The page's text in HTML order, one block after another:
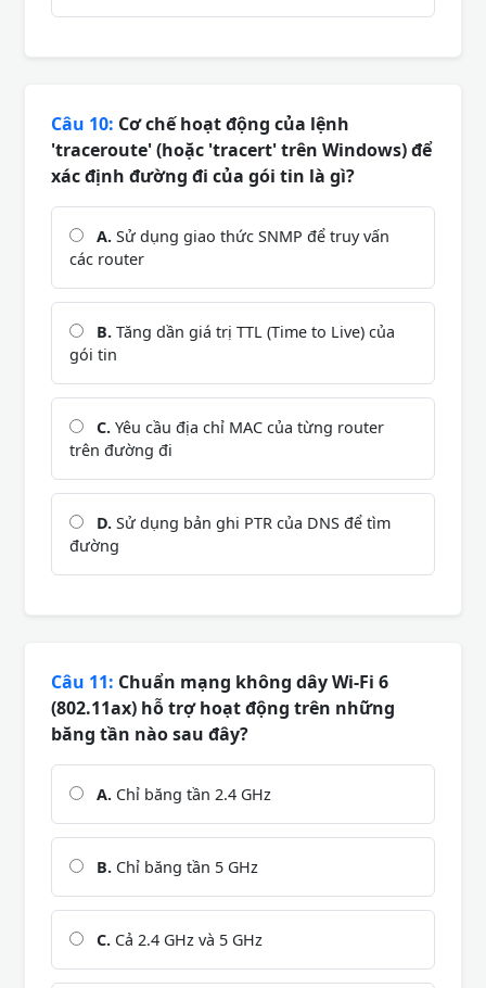
Câu 10: Cơ chế hoạt động của lệnh
'traceroute' (hoặc 'tracert' trên Windows) để
xác định đường đi của gói tin là gì?
A. Sử dụng giao thức SNMP để truy vấn
các router
B. Tăng dần giá trị TTL (Time to Live) của
gói tin
C. Yêu cầu địa chỉ MAC của từng router
trên đường đi
D. Sử dụng bản ghi PTR của DNS để tìm
đường
Câu 11: Chuẩn mạng không dây Wi-Fi 6
(802.11ax) hỗ trợ hoạt động trên những
băng tần nào sau đây?
A. Chỉ băng tần 2.4 GHz
B. Chỉ băng tần 5 GHz
C. Cả 2.4 GHz và 5 GHz